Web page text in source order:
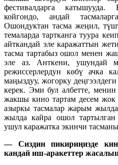
фестивалдарга катышууда.
койгондо, андай
Ошондуктан тасма жеңил,
темаларда тартканга туура
айткандай эле каражаттын
тасма тартабыз ошол менен
эле аз. Анткени, ушундай
режиссерлердун көбү ачка
маңыздуу, жогорку
керек. Эми бул албетте,
жакшы кино тартам десем жок
азыркы тасмалар жарым
жылда кайра ошол тартылган
ушул каражатка экинчи тасманы
—
Сиздин пикириңизде
кандай иш-аракеттер